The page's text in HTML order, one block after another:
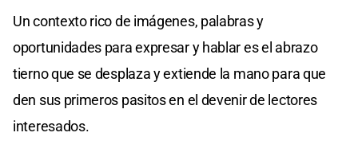
Un contexto rico de imágenes, palabras y
oportunidades para expresar y hablar es el abrazo
tierno que se desplaza y extiende la mano para que
den sus primeros pasitos en el devenir de lectores
interesados.